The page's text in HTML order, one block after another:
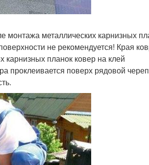
монтажа металлических карнизных
не рекомендуется! Края
планок ковер на клей
проклеивается поверх рядовой